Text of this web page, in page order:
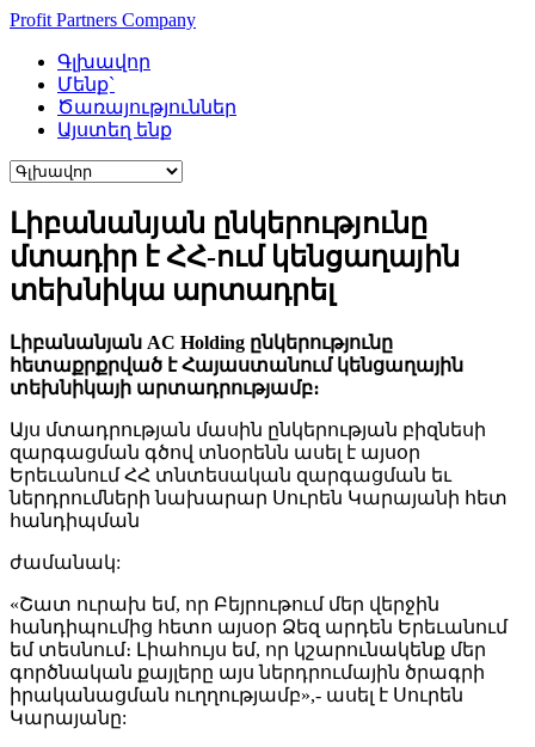
Profit Partners Company
Գլխավոր
Մենք`
Ծառայություններ
Այստեղ ենք
Լիբանանյան ընկերությունը
մտադիր է ՀՀ-ում կենցաղային
տեխնիկա արտադրել
Լիբանանյան AC Holding ընկերությունը
հետաքրքրված է Հայաստանում կենցաղային
տեխնիկայի արտադրությամբ։
Այս մտադրության մասին ընկերության բիզնեսի
զարգացման գծով տնօրենն ասել է այսօր
Երեւանում ՀՀ տնտեսական զարգացման եւ
ներդրումների նախարար Սուրեն Կարայանի հետ
հանդիպման
ժամանակ:
«Շատ ուրախ եմ, որ Բեյրութում մեր վերջին
հանդիպումից հետո այսօր Ձեզ արդեն Երեւանում
եմ տեսնում։ Լիահույս եմ, որ կշարունակենք մեր
գործնական քայլերը այս ներդրումային ծրագրի
իրականացման ուղղությամբ»,- ասել է Սուրեն
Կարայանը: